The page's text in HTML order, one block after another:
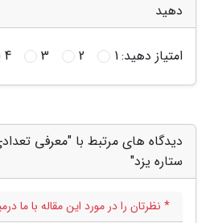
دهید
امتیاز دهید:1
2
3
4
ستاره یزد"
* نظرتان را در مورد این مقاله با ما